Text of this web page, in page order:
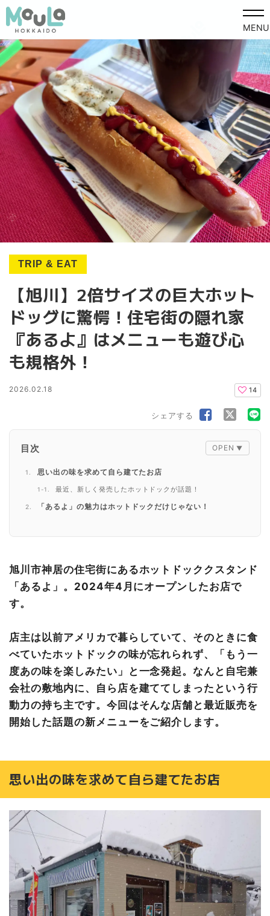
MENU
TRIP & EAT
【旭川】2倍サイズの巨大ホット
ドッグに驚愕！住宅街の隠れ家
『あるよ』はメニューも遊び心
も規格外！
2026.02.18 14
シェアする
目次
思い出の味を求めて自ら建てたお店
最近、新しく発売したホットドックが話題！
「あるよ」の魅力はホットドックだけじゃない！
旭川市神居の住宅街にあるホットドッククスタンド
「あるよ」。2024年4月にオープンしたお店で
す。
店主は以前アメリカで暮らしていて、そのときに食
べていたホットドックの味が忘れられず、「もう一
度あの味を楽しみたい」と一念発起。なんと自宅兼
会社の敷地内に、自ら店を建ててしまったという行
動力の持ち主です。今回はそんな店舗と最近販売を
開始した話題の新メニューをご紹介します。
思い出の味を求めて自ら建てたお店